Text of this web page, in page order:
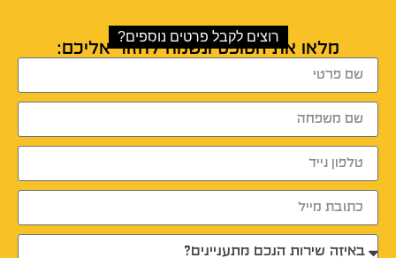
רוצים לקבל פרטים נוספים?
מלאו את הטופס ונשמח לחזור אליכם: